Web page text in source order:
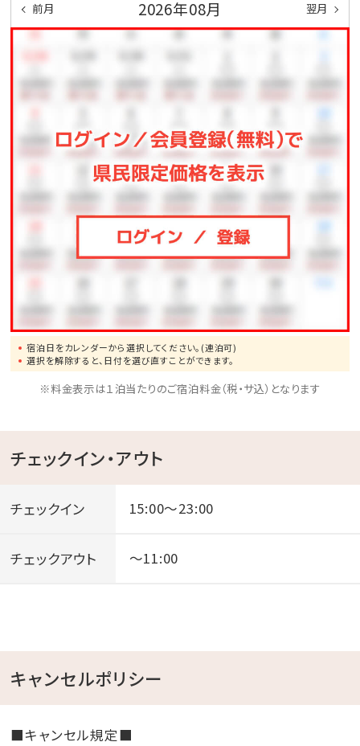
【場所】１階ロビー
【時間】17:30～21:30
【内容】ソフトドリンク
3. 沖縄の自然がテーマのバスソルトブッフェ「AQUAマル
シェ」を開催
お好みのバスソルトを選び、お部屋のジェットバスで
お愉しみください。
【場所】１階ロビー
4.AQUA CLUB LOUNGE(有料・お一人様あたり3,300
15:30〜21:30の時間帯をシームレスにお過ごしいただ
ける
自然美を感じる新しいラウンジサービスです
【場所】琉球チャイニーズ ボンファイヤー・アクアテラ
【時間】15:30～21:30
【内容】中華ピンチョス・スイーツ
茶・ソフトドリンク
前月 2026年08月 翌月
宿泊日をカレンダーから選択してください。(連泊可)
選択を解除すると、日付を選び直すことができます。
※料金表示は１泊当たりのご宿泊料金（税・サ込）となります
チェックイン・アウト
チェックイン 15:00～23:00
チェックアウト ～11:00
キャンセルポリシー
■キャンセル規定■